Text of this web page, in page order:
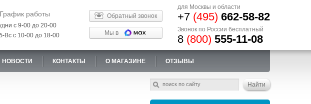
График работы
с 9-00 до 20-00
Вс с 10-00 до 18-00
Обратный звонок
Мы в
для Москвы и области
+7 (495) 662-58-82
Звонок по России бесплатный
8 (800) 555-11-08
НОВОСТИ КОНТАКТЫ О МАГАЗИНЕ ОТЗЫВЫ